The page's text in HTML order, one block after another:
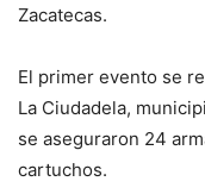
Zacatecas.
El primer evento se
La Ciudadela,
se aseguraron 24
cartuchos.